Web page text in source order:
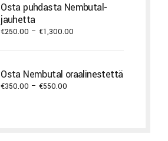
through
Osta puhdasta Nembutal-
jauhetta
€250.00 – €1,300.00
through
€1,300.00
Osta Nembutal oraalinestettä
€350.00 – €550.00